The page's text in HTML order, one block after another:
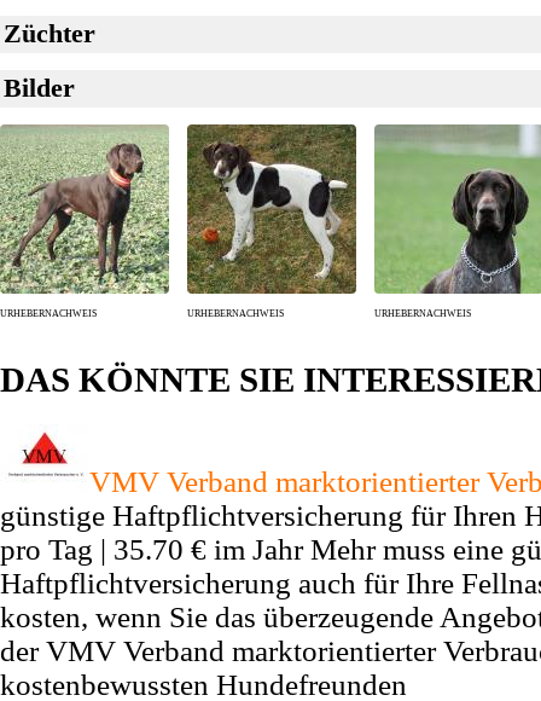
Züchter
Bilder
URHEBERNACHWEIS URHEBERNACHWEIS URHEBERNACHWEIS
DAS KÖNNTE SIE
VMV Verband marktorientierter
günstige Haftpflichtversicherung für Ihren
pro Tag | 35.70 € im Jahr Mehr muss eine
Haftpflichtversicherung auch für Ihre
kosten, wenn Sie das überzeugende
der VMV Verband marktorientierter
kostenbewussten Hundefreunden